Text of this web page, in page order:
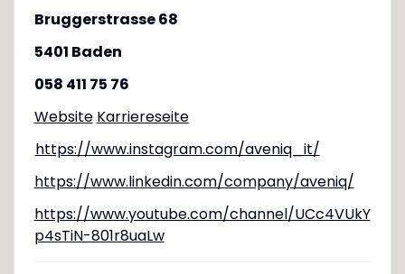
Bruggerstrasse 68
5401 Baden
058 411 75 76
Website Karriereseite
https://www.instagram.com/aveniq_it/
https://www.linkedin.com/company/aveniq/
https://www.youtube.com/channel/UCc4VUkY
p4sTiN-801r8uaLw